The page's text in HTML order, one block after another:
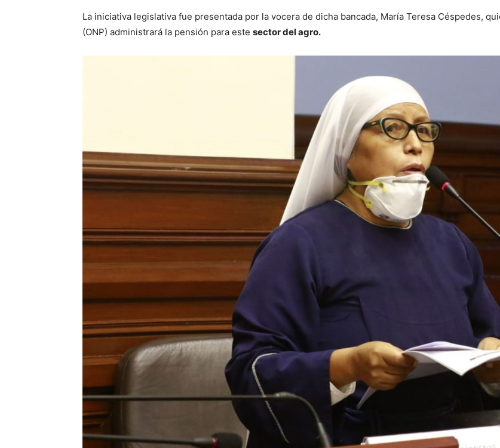
La iniciativa legislativa fue presentada por la vocera de dicha bancada, María Teresa Céspedes,
(ONP) administrará la pensión para este sector del agro.